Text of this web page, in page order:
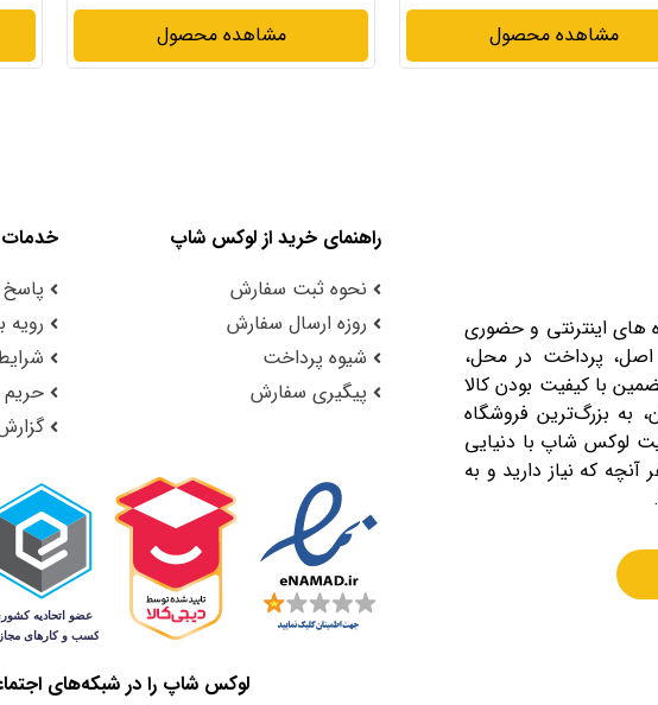
مشاهده محصول
مشاهده محصول
های اینترنتی و حضوری
پرداخت در محل،
با کیفیت بودن کالا
به بزرگ‌ترین فروشگاه
لوکس شاپ با دنیایی
که نیاز دارید و به
راهنمای خرید از لوکس شاپ
نحوه ثبت سفارش
روزه ارسال سفارش
شیوه پرداخت
پیگیری سفارش
خدمات
رویه
لوکس شاپ را در شبکه‌های